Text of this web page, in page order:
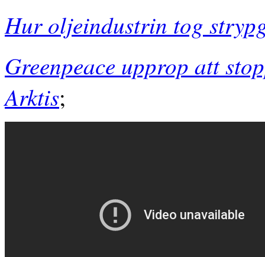
Hur oljeindustrin tog
Greenpeace upprop att
Arktis;